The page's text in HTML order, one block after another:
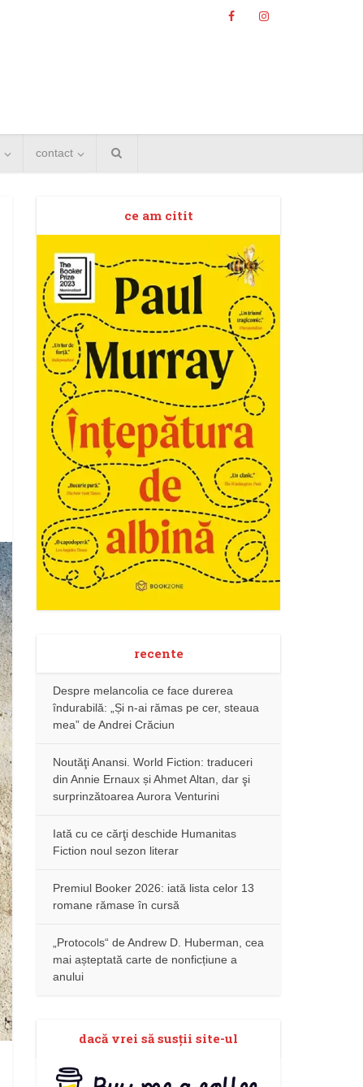
contact
ce am citit
recente
Despre melancolia ce face durerea
îndurabilă: „Și n-ai rămas pe cer, steaua
mea” de Andrei Crăciun
Noutăţi Anansi. World Fiction: traduceri
din Annie Ernaux și Ahmet Altan, dar şi
surprinzătoarea Aurora Venturini
Iată cu ce cărţi deschide Humanitas
Fiction noul sezon literar
Premiul Booker 2026: iată lista celor 13
romane rămase în cursă
„Protocols“ de Andrew D. Huberman, cea
mai așteptată carte de nonficțiune a
anului
dacă vrei să susţii site-ul